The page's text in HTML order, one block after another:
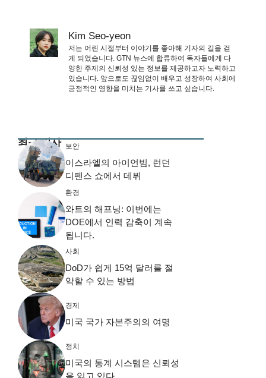
Kim Seo-yeon
저는 어린 시절부터 이야기를 좋아해 기자의 길을 걷
게 되었습니다. GTN 뉴스에 합류하여 독자들에게 다
양한 주제의 신뢰성 있는 정보를 제공하고자 노력하고
있습니다. 앞으로도 끊임없이 배우고 성장하여 사회에
긍정적인 영향을 미치는 기사를 쓰고 싶습니다.
최근 기사 보안
이스라엘의 아이언빔, 런던
디펜스 쇼에서 데뷔
환경
와트의 해프닝: 이번에는
DOE에서 인력 감축이 계속
됩니다.
사회
DoD가 쉽게 15억 달러를 절
약할 수 있는 방법
경제
미국 국가 자본주의의 여명
정치
미국의 통계 시스템은 신뢰성
을 잃고 있다